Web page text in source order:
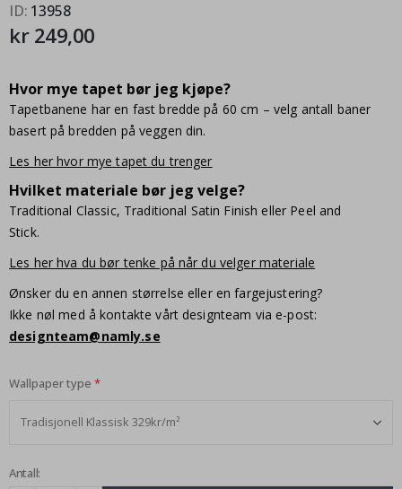
ID 13958
kr 249,00
Hvor mye tapet bør jeg kjøpe?
Tapetbanene har en fast bredde på 60 cm – velg antall baner
basert på bredden på veggen din.
Les her hvor mye tapet du trenger
Hvilket materiale bør jeg velge?
Traditional Classic, Traditional Satin Finish eller Peel and
Stick.
Les her hva du bør tenke på når du velger materiale
Ønsker du en annen størrelse eller en fargejustering?
Ikke nøl med å kontakte vårt designteam via e-post:
designteam@namly.se
Wallpaper type
Antall: